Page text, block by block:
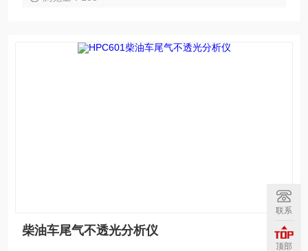
柴油车尾气不透光分析仪
联系
顶部